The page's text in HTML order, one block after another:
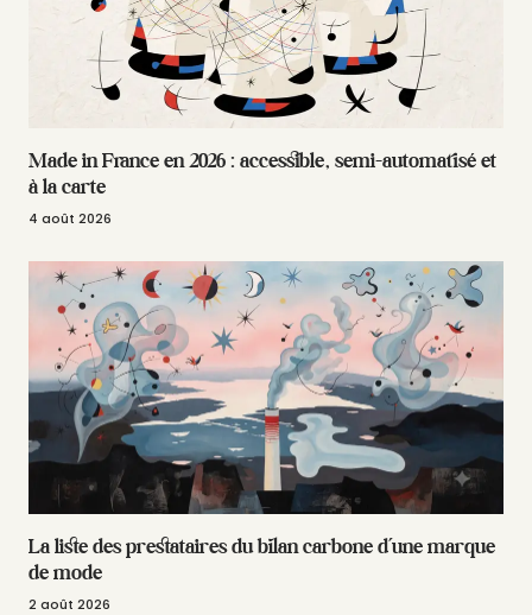
Made in France en 2026 : accessible, semi-automatisé et
à la carte
4 août 2026
La liste des prestataires du bilan carbone d’une marque
de mode
2 août 2026